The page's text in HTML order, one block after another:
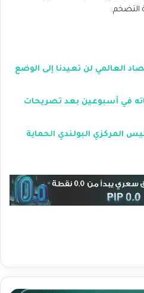
التضخم.
العالمي لن تعيدنا إلى الوضع
في أسبوعين بعد تصريحات
المركزي البولندي الحماية